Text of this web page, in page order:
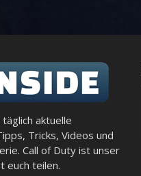
aktuelle
Tricks, Videos und
Call of Duty ist unser
euch teilen.